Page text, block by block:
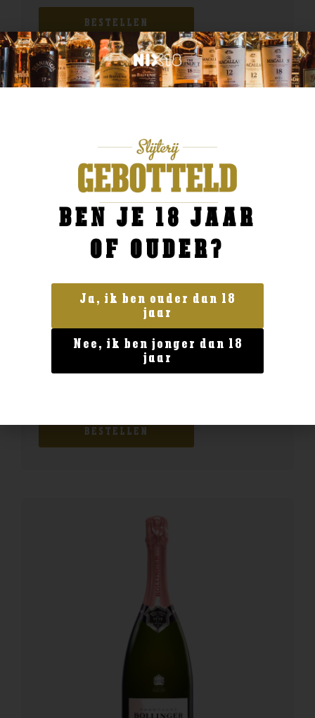
BESTELLEN
Farina Bardolino Rosso
BESTELLEN
BEN JE 18 JAAR
OF OUDER?
Ja, ik ben ouder dan 18
jaar
Nee, ik ben jonger dan 18
jaar